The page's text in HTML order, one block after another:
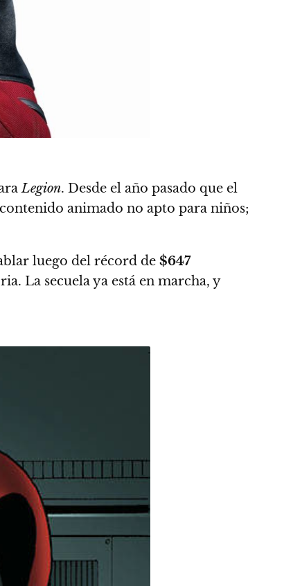
Legion. Desde el año pasado que el
animado no apto para niños;
luego del récord de $647
La secuela ya está en marcha, y